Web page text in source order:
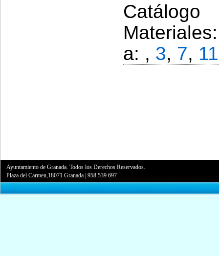
a: , 3, 7, 11
Ayuntamiento de Granada. Todos los Derechos Reservados.
Plaza del Carmen,18071 Granada |958 539 697